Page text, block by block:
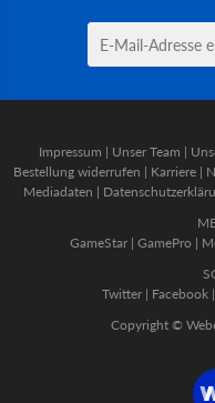
Impressum | Unser Team |
Bestellung widerrufen | Karriere |
Mediadaten |
GameStar| GamePro |
Twitter | Facebook |
Copyright ©